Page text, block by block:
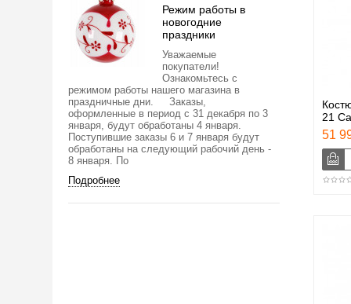
Режим работы в
новогодние
праздники
Уважаемые
покупатели!
Ознакомьтесь с
режимом работы нашего магазина в
праздничные дни. Заказы,
оформленные в период с 31 декабря по 3
января, будут обработаны 4 января.
Поступившие заказы 6 и 7 января будут
обработаны на следующий рабочий день -
8 января. По
Подробнее
21
51